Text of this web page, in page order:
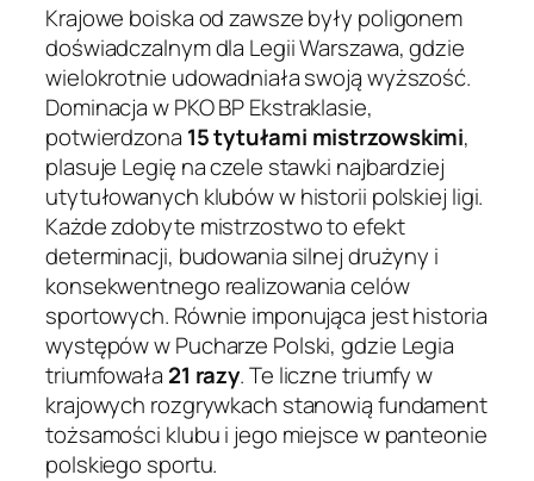
Krajowe boiska od zawsze były poligonem
doświadczalnym dla Legii Warszawa, gdzie
wielokrotnie udowadniała swoją wyższość.
Dominacja w PKO BP Ekstraklasie,
potwierdzona 15 tytułami mistrzowskimi,
plasuje Legię na czele stawki najbardziej
utytułowanych klubów w historii polskiej ligi.
Każde zdobyte mistrzostwo to efekt
determinacji, budowania silnej drużyny i
konsekwentnego realizowania celów
sportowych. Równie imponująca jest historia
występów w Pucharze Polski, gdzie Legia
triumfowała 21 razy. Te liczne triumfy w
krajowych rozgrywkach stanowią fundament
tożsamości klubu i jego miejsce w panteonie
polskiego sportu.